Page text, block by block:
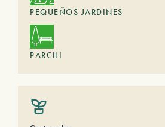
PEQUEÑOS JARDINES
PARCHI